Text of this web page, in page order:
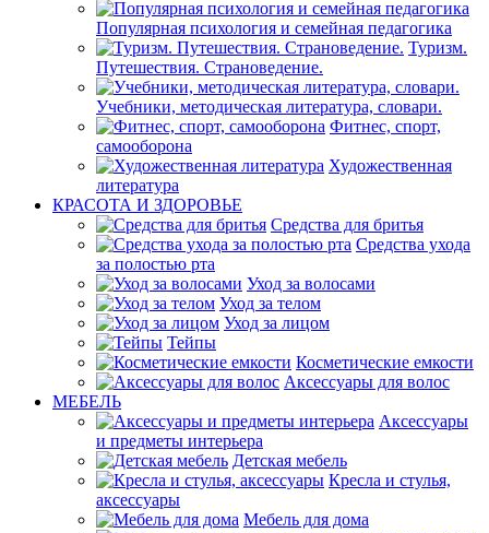
Популярная психология и семейная педагогика
Туризм.
Путешествия. Страноведение.
Учебники, методическая литература, словари.
Фитнес, спорт,
самооборона
Художественная
литература
КРАСОТА И ЗДОРОВЬЕ
Средства для бритья
Средства ухода
за полостью рта
Уход за волосами
Уход за телом
Уход за лицом
Тейпы
Косметические емкости
Аксессуары для волос
МЕБЕЛЬ
Аксессуары
и предметы интерьера
Детская мебель
Кресла и стулья,
аксессуары
Мебель для дома